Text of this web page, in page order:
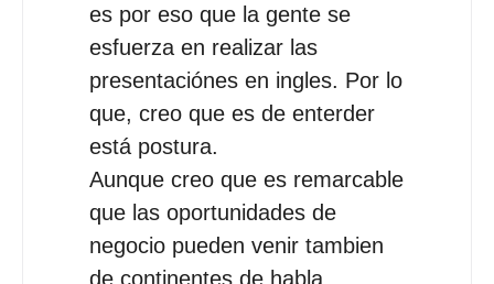
es por eso que la gente se
esfuerza en realizar las
presentaciónes en ingles. Por lo
que, creo que es de enterder
está postura.
Aunque creo que es remarcable
que las oportunidades de
negocio pueden venir tambien
de continentes de habla